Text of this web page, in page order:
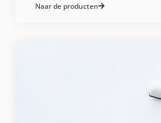
Naar de producten